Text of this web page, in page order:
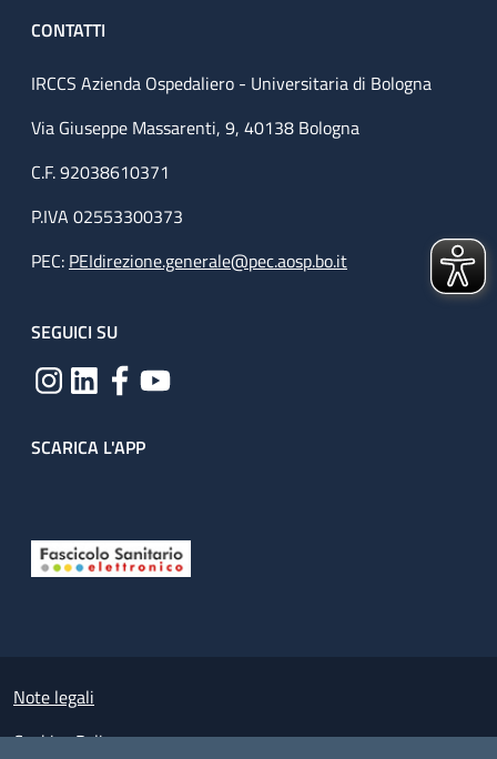
CONTATTI
IRCCS Azienda Ospedaliero - Universitaria di Bologna
Via Giuseppe Massarenti, 9, 40138 Bologna
C.F. 92038610371
P.IVA 02553300373
PEC: PEIdirezione.generale@pec.aosp.bo.it
SEGUICI SU
SCARICA L'APP
Small prints
Note legali
Cookies Policy